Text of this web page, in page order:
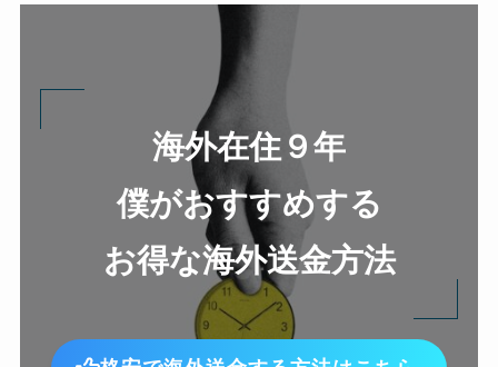
海外在住９年
僕がおすすめする
お得な海外送金方法